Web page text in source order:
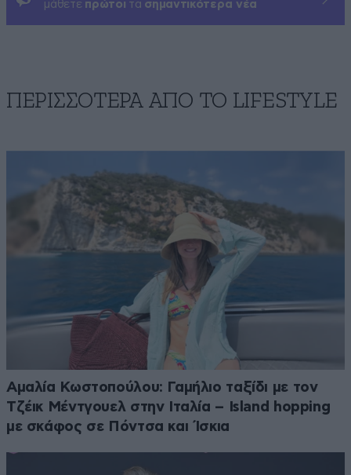
μάθετε πρώτοι τα σημαντικότερα νέα
ΠΕΡΙΣΣΟΤΕΡΑ ΑΠΟ ΤΟ LIFESTYLE
Αμαλία Κωστοπούλου: Γαμήλιο ταξίδι με τον
Τζέικ Μέντγουελ στην Ιταλία – Island hopping
με σκάφος σε Πόντσα και Ίσκια